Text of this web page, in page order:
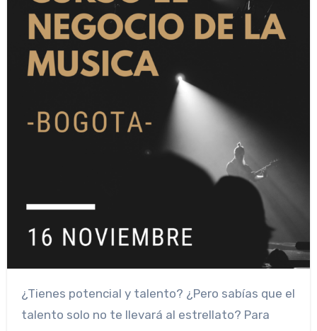
¿Tienes potencial y talento? ¿Pero sabías que el
talento solo no te llevará al estrellato? Para